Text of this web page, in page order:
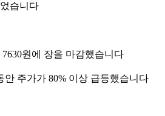
습니다
원에 장을 마감했습니다
안 주가가 80% 이상 급등했습니다